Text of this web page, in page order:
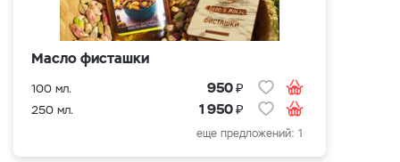
Масло фисташки
100 мл. 950₽
250 мл. 1 950₽
еще предложений: 1